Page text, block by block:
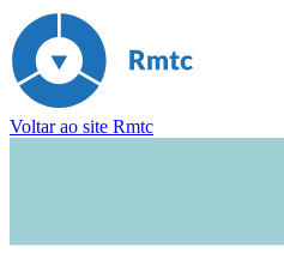
Voltar ao site Rmtc